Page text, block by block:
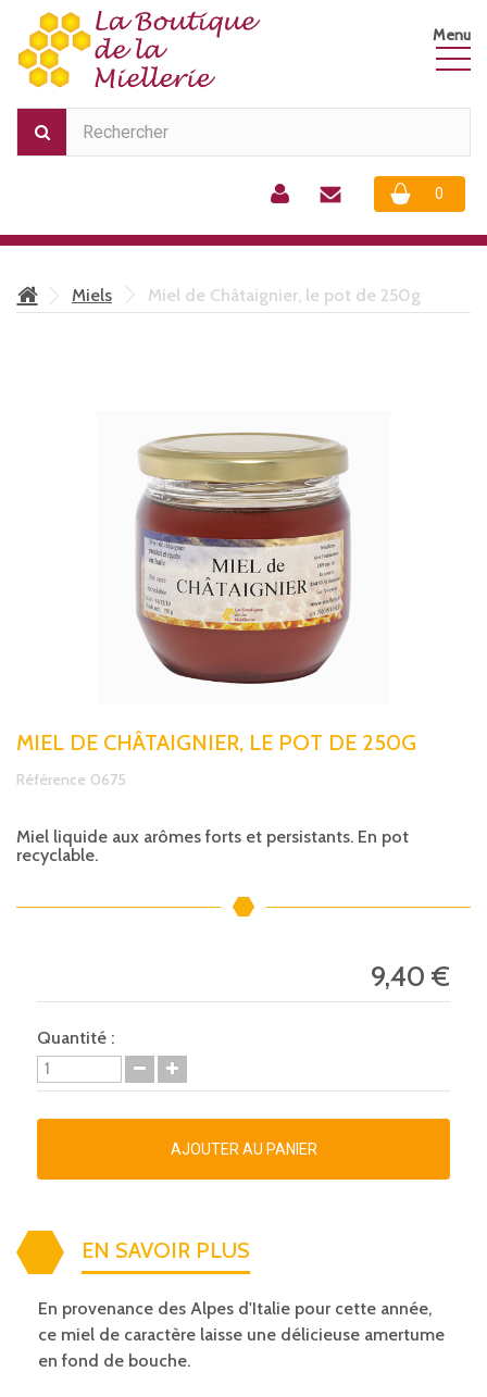
0
Menu
Miels Miel de Châtaignier, le pot de 250g
MIEL DE CHÂTAIGNIER, LE POT DE 250G
Référence 0675
Miel liquide aux arômes forts et persistants. En pot
recyclable.
9,40 €
Quantité :
AJOUTER AU PANIER
EN SAVOIR PLUS
En provenance des Alpes d'Italie pour cette année,
ce miel de caractère laisse une délicieuse amertume
en fond de bouche.